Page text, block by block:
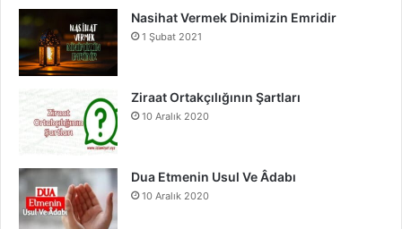
Nasihat Vermek Dinimizin Emridir
1 Şubat 2021
Ziraat Ortakçılığının Şartları
10 Aralık 2020
Dua Etmenin Usul Ve Âdabı
10 Aralık 2020